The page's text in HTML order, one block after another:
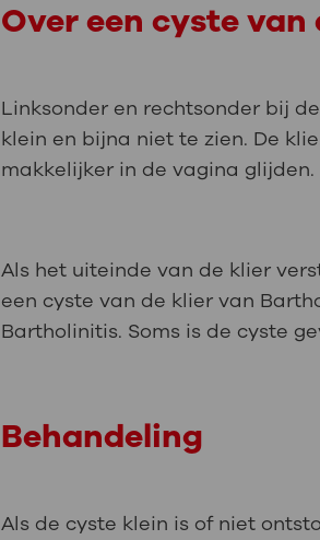
Over een cyste
Linksonder en rechtsonder bij
klein en bijna niet te zien. De
makkelijker in de vagina glijden.
Als het uiteinde van de klier
een cyste van de klier van
Bartholinitis. Soms is de cyste
Behandeling
Als de cyste klein is of niet